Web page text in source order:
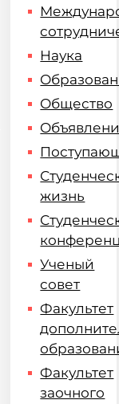
Наука
Общество
жизнь
Ученый
совет
Факультет
Факультет
заочного